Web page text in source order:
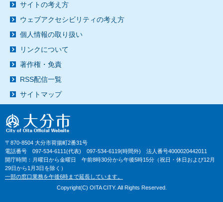
サイトの考え方
ウェブアクセシビリティの考え方
個人情報の取り扱い
リンクについて
著作権・免責
RSS配信一覧
サイトマップ
〒870-8504 大分市荷揚町2番31号
電話番号 097-534-6111(代表) 097-534-6119(時間外) 法人番号4000020442011
開庁時間：月曜日から金曜日 午前8時30分から午後5時15分（祝日・休日および12月
29日から1月3日を除く）
一部の窓口業務を午後6時まで延長しています。
Copyright(C) OITA CITY. All Rights Reserved.